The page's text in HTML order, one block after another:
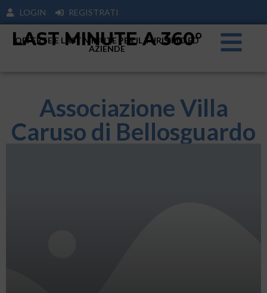
LOGIN REGISTRATI
LAST MINUTE A 360°
OFFERTE E LAST MINUTE PER IL TURISIMO ED
AZIENDE
Associazione Villa
Caruso di Bellosguardo